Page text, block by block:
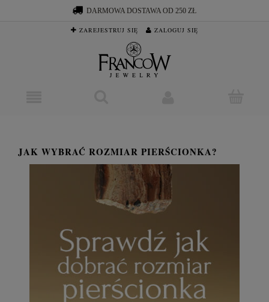
DARMOWA DOSTAWA OD 250 ZŁ
ZAREJESTRUJ SIĘ ZALOGUJ SIĘ
JAK WYBRAĆ ROZMIAR PIERŚCIONKA?